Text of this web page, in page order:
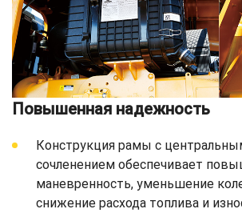
Повышенная надежность
Конструкция рамы с
сочленением обеспечивает
маневренность, уменьшение
снижение расхода топлива и